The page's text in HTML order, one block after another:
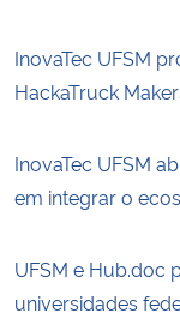
InovaTec UFSM
HackaTruck
InovaTec UFSM
em integrar o
UFSM e Hub.doc
universidades